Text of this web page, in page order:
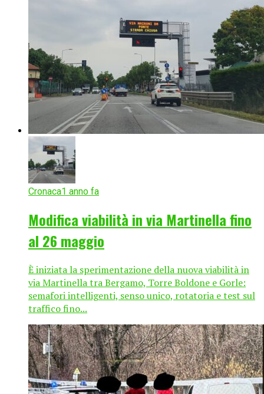
Cronaca1 anno fa
Modifica viabilità in via Martinella fino
al 26 maggio
È iniziata la sperimentazione della nuova viabilità in
via Martinella tra Bergamo, Torre Boldone e Gorle:
semafori intelligenti, senso unico, rotatoria e test sul
traffico fino...